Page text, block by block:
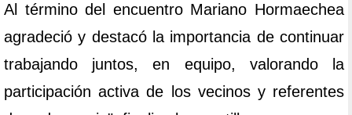
Al término del encuentro Mariano Hormaechea
agradeció y destacó la importancia de continuar
trabajando juntos, en equipo, valorando la
participación activa de los vecinos y referentes